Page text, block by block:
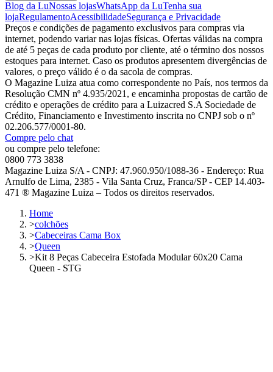
Blog da LuNossas lojasWhatsApp da LuTenha sua
lojaRegulamentoAcessibilidadeSegurança e Privacidade
Preços e condições de pagamento exclusivos para compras via
internet, podendo variar nas lojas físicas. Ofertas válidas na compra
de até 5 peças de cada produto por cliente, até o término dos nossos
estoques para internet. Caso os produtos apresentem divergências de
valores, o preço válido é o da sacola de compras.
O Magazine Luiza atua como correspondente no País, nos termos da
Resolução CMN nº 4.935/2021, e encaminha propostas de cartão de
crédito e operações de crédito para a Luizacred S.A Sociedade de
Crédito, Financiamento e Investimento inscrita no CNPJ sob o nº
02.206.577/0001-80.
Compre pelo chat
ou compre pelo telefone:
0800 773 3838
Magazine Luiza S/A - CNPJ: 47.960.950/1088-36 - Endereço: Rua
Arnulfo de Lima, 2385 - Vila Santa Cruz, Franca/SP - CEP 14.403-
471 ® Magazine Luiza – Todos os direitos reservados.
Home
>colchões
>Cabeceiras Cama Box
>Queen
>Kit 8 Peças Cabeceira Estofada Modular 60x20 Cama
Queen - STG